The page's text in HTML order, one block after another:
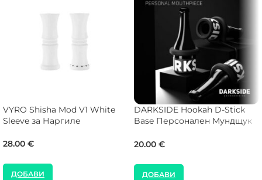
VYRO Shisha Mod V1 White
Sleeve за Наргиле
28.00 €
ДОБАВИ
DARKSIDE Hookah D-Stick
Base Персонален Мундщук
20.00 €
ДОБАВИ